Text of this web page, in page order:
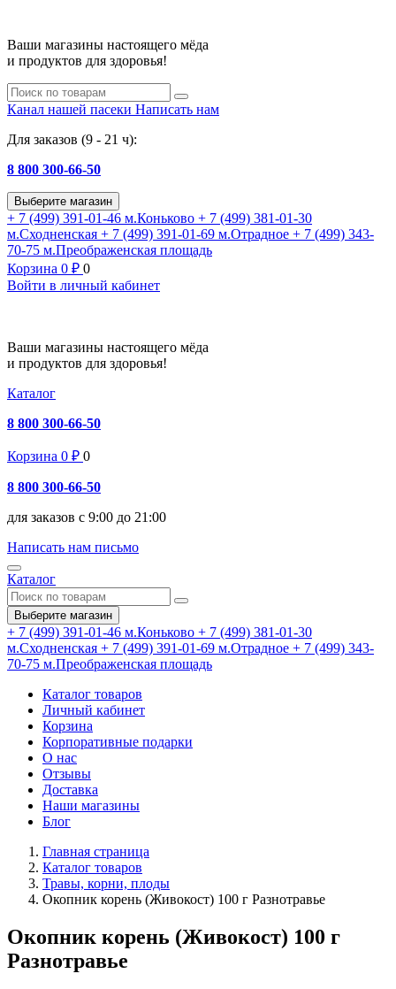
Ваши магазины настоящего мёда
и продуктов для здоровья!
Канал нашей пасеки Написать нам
Для заказов (9 - 21 ч):
8 800 300-66-50
Выберите магазин
+ 7 (499) 391-01-46 м.Коньково + 7 (499) 381-01-30
м.Сходненская + 7 (499) 391-01-69 м.Отрадное + 7 (499) 343-
70-75 м.Преображенская площадь
Корзина 0 ₽ 0
Войти в личный кабинет
Ваши магазины настоящего мёда
и продуктов для здоровья!
Каталог
8 800 300-66-50
Корзина 0 ₽ 0
8 800 300-66-50
для заказов с 9:00 до 21:00
Написать нам письмо
Каталог
Выберите магазин
+ 7 (499) 391-01-46 м.Коньково + 7 (499) 381-01-30
м.Сходненская + 7 (499) 391-01-69 м.Отрадное + 7 (499) 343-
70-75 м.Преображенская площадь
Каталог товаров
Личный кабинет
Корзина
Корпоративные подарки
О нас
Отзывы
Доставка
Наши магазины
Блог
Главная страница
Каталог товаров
Травы, корни, плоды
Окопник корень (Живокост) 100 г Разнотравье
Окопник корень (Живокост) 100 г
Разнотравье